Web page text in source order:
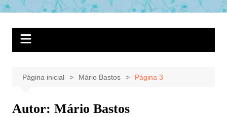
Página inicial Mário Bastos Página 3
Autor: Mário Bastos